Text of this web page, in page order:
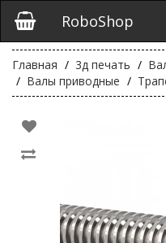
RoboShop
Главная 3д печать
Валы приводные